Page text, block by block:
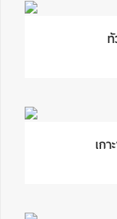
ทั
เก